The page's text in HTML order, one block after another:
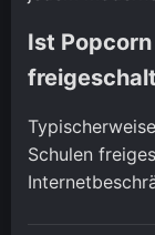
Ist
Schulen